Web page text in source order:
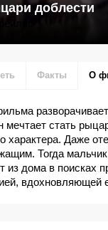
доблести
Факты О
мечтает стать
характера. Даже
Тогда
из дома в поисках
вдохновляющей